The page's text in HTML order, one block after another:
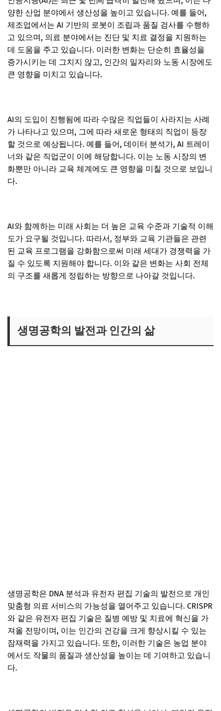
양한 산업 분야에서 생산성을 높이고 있습니다. 예를 들어,
제조업에서는 AI 기반의 로봇이 조립과 품질 검사를 수행하
고 있으며, 의료 분야에서는 진단 및 치료 결정을 지원하는
데 도움을 주고 있습니다. 이러한 변화는 단순히 효율성을
증가시키는 데 그치지 않고, 인간의 일자리와 노동 시장에도
큰 영향을 미치고 있습니다.
AI의 도입이 진행됨에 따라 수많은 직업들이 사라지는 사례
가 나타나고 있으며, 그에 따라 새로운 형태의 직업이 등장
할 것으로 예상됩니다. 예를 들어, 데이터 분석가, AI 트레이
너와 같은 직업군이 이에 해당합니다. 이는 노동 시장의 변
화뿐만 아니라 교육 체계에도 큰 영향을 미칠 것으로 보입니
다.
AI와 함께하는 미래 사회는 더 높은 교육 수준과 기술적 이해
도가 요구될 것입니다. 따라서, 정부와 교육 기관들은 관련
된 교육 프로그램을 강화함으로써 미래 세대가 경쟁력을 가
질 수 있도록 지원해야 합니다. 이와 같은 변화는 사회 전체
의 구조를 새롭게 정립하는 방향으로 나아갈 것입니다.
생명공학의 발전과 인간의 삶
생명공학은 DNA 분석과 유전자 편집 기술의 발전으로 개인
맞춤형 의료 서비스의 가능성을 열어주고 있습니다. CRISPR
와 같은 유전자 편집 기술은 질병 예방 및 치료에 혁신을 가
져올 전망이며, 이는 인간의 건강을 크게 향상시킬 수 있는
잠재력을 가지고 있습니다. 또한, 이러한 기술은 농업 분야
에서도 작물의 품질과 생산성을 높이는 데 기여하고 있습니
다.